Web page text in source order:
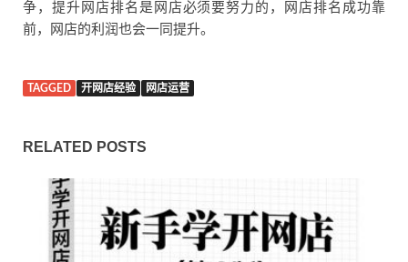
争，提升网店排名是网店必须要努力的，网店排名成功靠
前，网店的利润也会一同提升。
TAGGED 开网店经验 网店运营
RELATED POSTS